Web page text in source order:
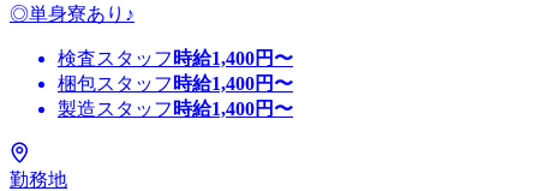
◎単身寮あり♪
検査スタッフ 時給1,400円〜
梱包スタッフ 時給1,400円〜
製造スタッフ 時給1,400円〜
勤務地